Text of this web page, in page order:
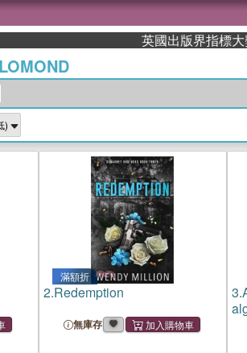
英國出版界指標大獎肯定
滿額折
2.Redemption
無庫存
3.